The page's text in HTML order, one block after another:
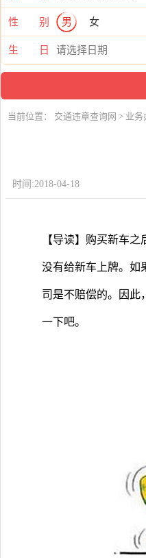
性 别 男 女
生 日
当前位置： 交通违章查询网 > 业务
时间:2018-04-18
【导读】购买新车
没有给新车上牌。如
司是不赔偿的。因此
一下吧。